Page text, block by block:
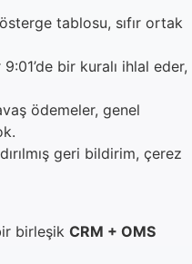
tablosu, sıfır ortak
bir kuralı ihlal eder,
ödemeler, genel
geri bildirim, çerez
birleşik CRM + OMS